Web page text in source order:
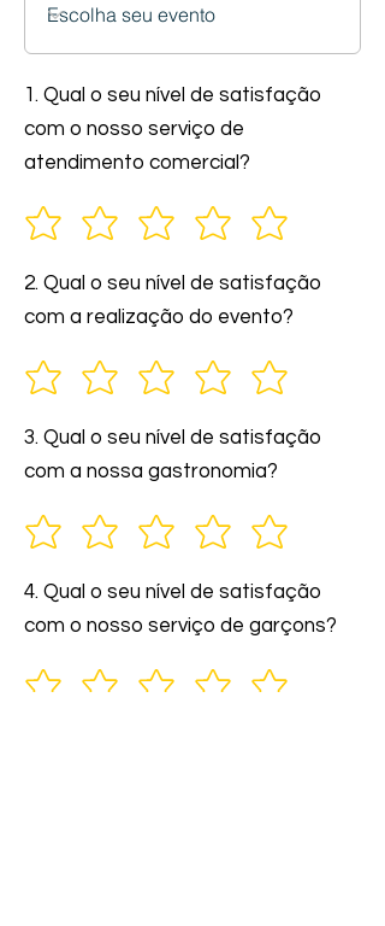
1. Qual o seu nível de satisfação
com o nosso serviço de
atendimento comercial?
2. Qual o seu nível de satisfação
com a realização do evento?
3. Qual o seu nível de satisfação
com a nossa gastronomia?
4. Qual o seu nível de satisfação
com o nosso serviço de garçons?